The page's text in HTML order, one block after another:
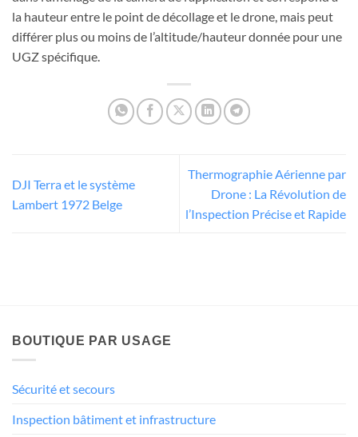
la hauteur entre le point de décollage et le drone, mais peut
différer plus ou moins de l’altitude/hauteur donnée pour une
UGZ spécifique.
DJI Terra et le système
Lambert 1972 Belge
Thermographie Aérienne par
Drone : La Révolution de
l’Inspection Précise et Rapide
BOUTIQUE PAR USAGE
Sécurité et secours
Inspection bâtiment et infrastructure